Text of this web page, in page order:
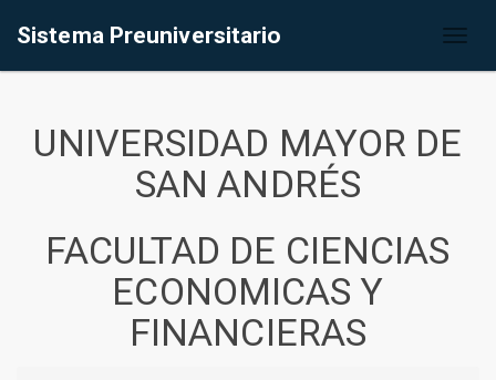
Sistema Preuniversitario
UNIVERSIDAD MAYOR DE
SAN ANDRÉS
FACULTAD DE CIENCIAS
ECONOMICAS Y
FINANCIERAS